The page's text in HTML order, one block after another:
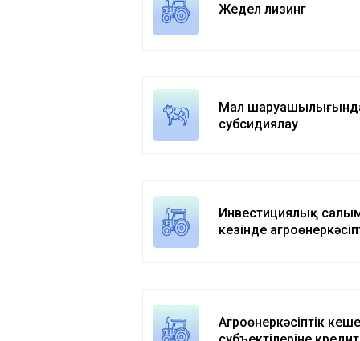
Жедел лизинг
Мал
субсидиялау
Инвестициялық
кезінде
Агроөнеркәсіптік